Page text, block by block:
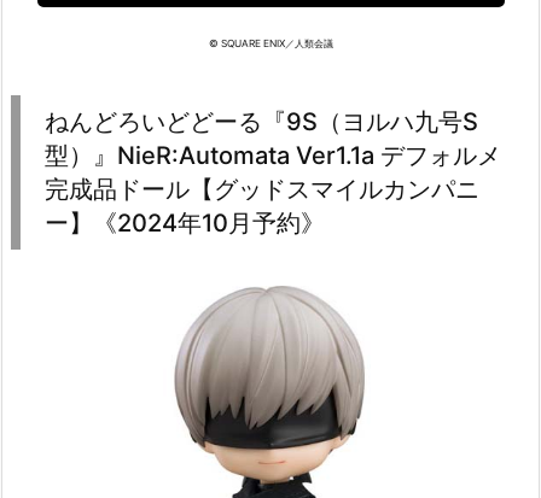
© SQUARE ENIX／人類会議
ねんどろいどどーる『9S（ヨルハ九号S
型）』NieR:Automata Ver1.1a デフォルメ
完成品ドール【グッドスマイルカンパニ
ー】《2024年10月予約》